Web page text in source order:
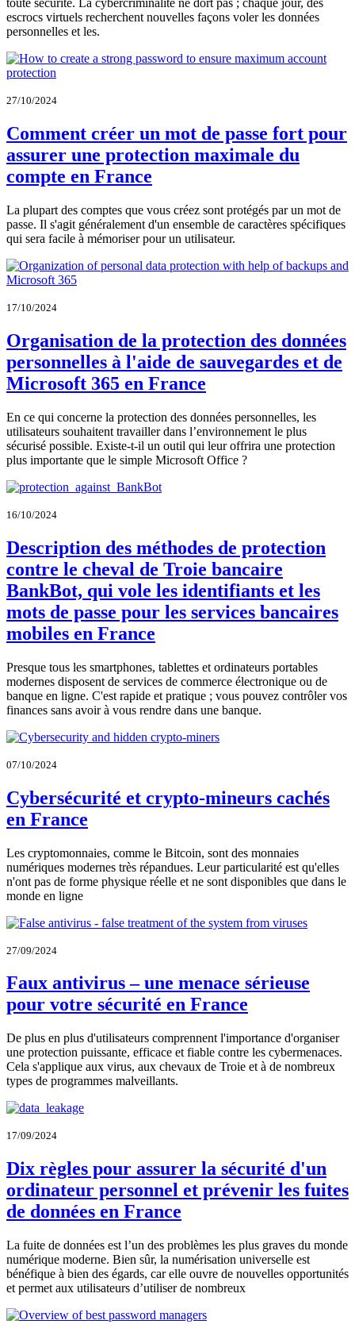
toute sécurité. La cybercriminalité ne dort pas ; chaque jour, des
escrocs virtuels recherchent nouvelles façons voler les données
personnelles et les.
27/10/2024
Comment créer un mot de passe fort pour
assurer une protection maximale du
compte en France
La plupart des comptes que vous créez sont protégés par un mot de
passe. Il s'agit généralement d'un ensemble de caractères spécifiques
qui sera facile à mémoriser pour un utilisateur.
17/10/2024
Organisation de la protection des données
personnelles à l'aide de sauvegardes et de
Microsoft 365 en France
En ce qui concerne la protection des données personnelles, les
utilisateurs souhaitent travailler dans l’environnement le plus
sécurisé possible. Existe-t-il un outil qui leur offrira une protection
plus importante que le simple Microsoft Office ?
16/10/2024
Description des méthodes de protection
contre le cheval de Troie bancaire
BankBot, qui vole les identifiants et les
mots de passe pour les services bancaires
mobiles en France
Presque tous les smartphones, tablettes et ordinateurs portables
modernes disposent de services de commerce électronique ou de
banque en ligne. C'est rapide et pratique ; vous pouvez contrôler vos
finances sans avoir à vous rendre dans une banque.
07/10/2024
Cybersécurité et crypto-mineurs cachés
en France
Les cryptomonnaies, comme le Bitcoin, sont des monnaies
numériques modernes très répandues. Leur particularité est qu'elles
n'ont pas de forme physique réelle et ne sont disponibles que dans le
monde en ligne
27/09/2024
Faux antivirus – une menace sérieuse
pour votre sécurité en France
De plus en plus d'utilisateurs comprennent l'importance d'organiser
une protection puissante, efficace et fiable contre les cybermenaces.
Cela s'applique aux virus, aux chevaux de Troie et à de nombreux
types de programmes malveillants.
17/09/2024
Dix règles pour assurer la sécurité d'un
ordinateur personnel et prévenir les fuites
de données en France
La fuite de données est l’un des problèmes les plus graves du monde
numérique moderne. Bien sûr, la numérisation universelle est
bénéfique à bien des égards, car elle ouvre de nouvelles opportunités
et permet aux utilisateurs d’utiliser de nombreux